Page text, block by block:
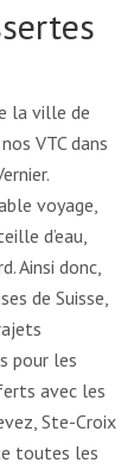
la ville de
VTC dans
voyage,
d’eau,
Ainsi donc,
de Suisse,
pour les
avec les
Ste-Croix
toutes les